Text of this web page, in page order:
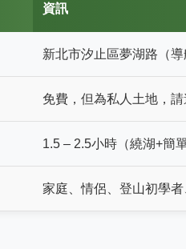
資訊
新北市汐止區夢湖路（
免費，但為私人土地，請
1.5 – 2.5小時（繞湖+簡
家庭、情侶、登山初學